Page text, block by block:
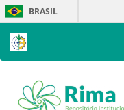
Skip
navigation
BRASIL